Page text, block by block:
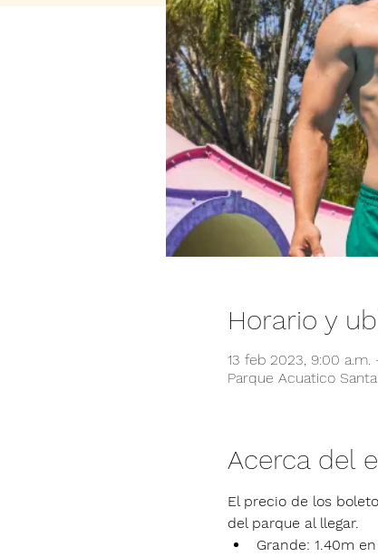
Horario y
13 feb 2023, 9:00 a.m.
Parque Acuatico
Acerca del
El precio de los
del parque al llegar.
Grande: 1.40m